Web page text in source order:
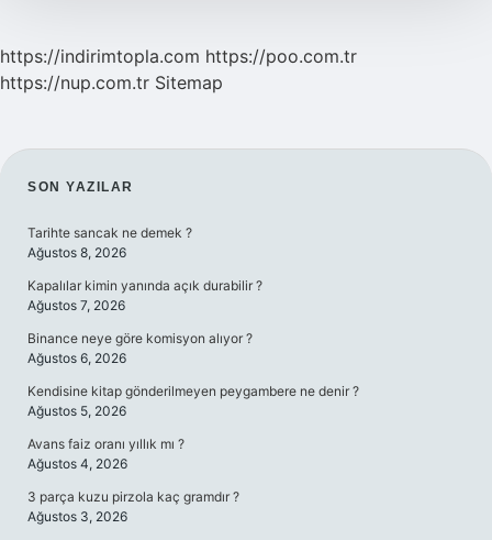
https://indirimtopla.com https://poo.com.tr
https://nup.com.tr Sitemap
SIDEBAR
SON YAZILAR
Tarihte sancak ne demek ?
Ağustos 8, 2026
Kapalılar kimin yanında açık durabilir ?
Ağustos 7, 2026
Binance neye göre komisyon alıyor ?
Ağustos 6, 2026
Kendisine kitap gönderilmeyen peygambere ne denir ?
Ağustos 5, 2026
Avans faiz oranı yıllık mı ?
Ağustos 4, 2026
3 parça kuzu pirzola kaç gramdır ?
Ağustos 3, 2026